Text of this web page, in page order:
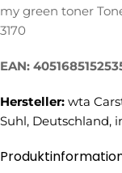
Name
E-
Mail
my green toner
3170
EAN:
Hersteller: wta
Suhl, Deutschland,